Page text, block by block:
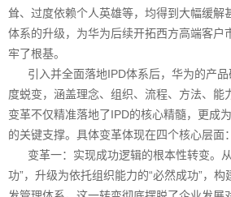
耸、过度依赖个人英雄等，均得到大幅缓解
体系的升级，为华为后续开拓西方高端客户
牢了根基。
引入并全面落地IPD体系后，华为的产品
度蜕变，涵盖理念、组织、流程、方法、能
变革不仅精准落地了IPD的核心精髓，更成
的关键支撑。具体变革体现在四个核心层面：
变革一：实现成功逻辑的根本性转变。
功”，升级为依托组织能力的“必然成功”，